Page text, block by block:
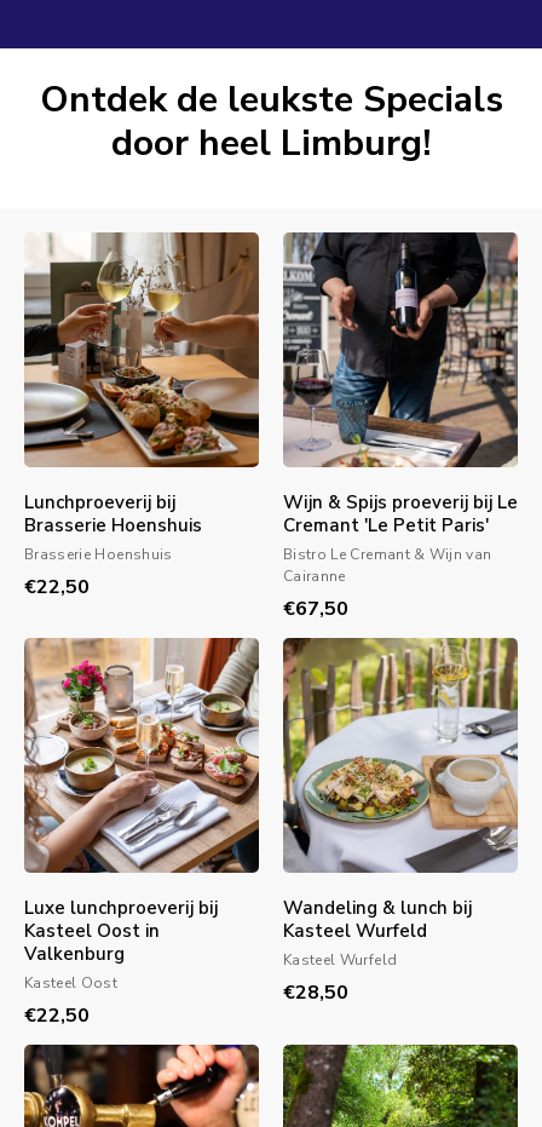
Ontdek de leukste Specials
door heel Limburg!
Brasserie Hoenshuis
Lunchproeverij bij
Brasserie Hoenshuis
€22,50
Bistro Le Cremant & Wijn van
Cairanne
Wijn & Spijs proeverij bij Le
Cremant 'Le Petit Paris'
€67,50
Kasteel Oost
Luxe lunchproeverij bij
Kasteel Oost in
Valkenburg
€22,50
Kasteel Wurfeld
Wandeling & lunch bij
Kasteel Wurfeld
€28,50